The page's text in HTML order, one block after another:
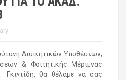
Διοικητικών Υποθέσεων,
& Φοιτητικής Μέριμνας
θα θέλαμε να σας